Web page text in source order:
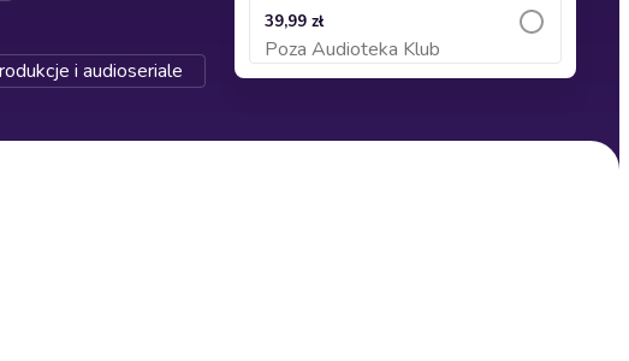
i audioseriale
39,99 zł
Poza Audioteka Klub
Dodaj do koszyka